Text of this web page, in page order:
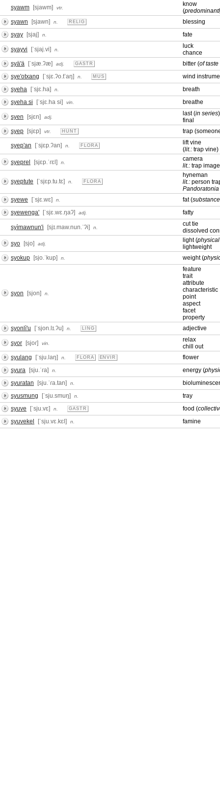
syawm [sjawm] vtr.
know
(
syawn
[sjawn] n. RELIG
blessing
syay
[sjaj] n. fate
syayvi [ˈsjaj.vi] n.
luck
chance
syä'ä
[ˈsjæ.ʔæ] adj. GASTR bitter (of
sye'otxang
[ˈsjɛ.ʔo.tʼaŋ] n. MUS
wind
syeha
[ˈsjɛ.ha] n.
breath
syeha si
[ˈsjɛ.ha si] vin. breathe
syen [sjɛn] adj.
last (in series)
final
syep
[sjɛp] vtr. HUNT trap
syep'an [ˈsjɛp.ʔan] n. FLORA
lift vine
(lit.: trap vine)
syeprel
[sjɛp.ˈɾɛl] n.
camera
lit.: trap image
syeptute [ˈsjɛp.tu.tɛ] n. FLORA
hyneman
lit.: person
syewe
[ˈsjɛ.wɛ] n. fat (
syewenga'
[ˈsjɛ.wɛ.ŋaʔ] adj. fatty
syìmawnun'i [sjɪ.maw.nun.ˈʔi] n.
cut tie
dissolved
syo
[sjo] adj.
light (
lightweight
syokup
[sjo.ˈkup] n. weight (
syon [sjon] n.
feature
trait
attribute
characteristic
point
aspect
facet
property
syonlì'u
[ˈsjon.lɪ.ʔu] n. LING adjective
syor [sjoɾ] vin.
relax
chill out
syulang
[ˈsju.laŋ] n. FLORA ENVIR
flower
syura
[sju.ˈɾa] n. energy (
syuratan
[sju.ˈɾa.tan] n.
syusmung
[ˈsju.smuŋ] n.
tray
syuve
[ˈsju.vɛ] n. GASTR food (
syuvekel
[ˈsju.vɛ.kɛl] n. famine